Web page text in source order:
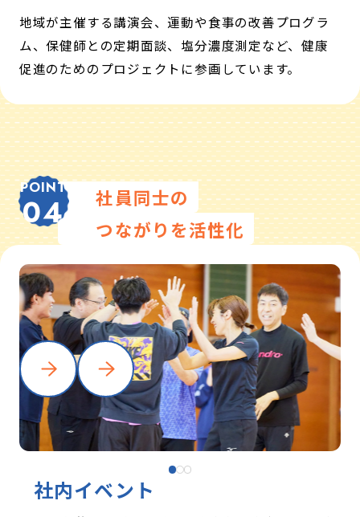
地域が主催する講演会、運動や食事の改善プログラ
ム、保健師との定期面談、塩分濃度測定など、健康
促進のためのプロジェクトに参画しています。
POINT
04
社員同士の
つながりを活性化
社内イベント